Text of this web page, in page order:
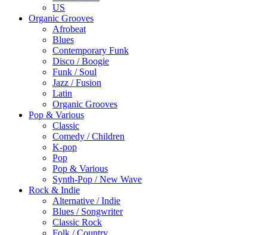
US
Organic Grooves
Afrobeat
Blues
Contemporary Funk
Disco / Boogie
Funk / Soul
Jazz / Fusion
Latin
Organic Grooves
Pop & Various
Classic
Comedy / Children
K-pop
Pop
Pop & Various
Synth-Pop / New Wave
Rock & Indie
Alternative / Indie
Blues / Songwriter
Classic Rock